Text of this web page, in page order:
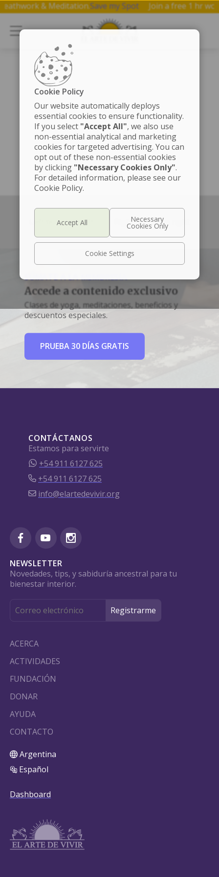
& Meditation.Save my Spot Join a free 1 hr
Left box align left Right box align right
SÚMATE A LA MEMBRESÍA
Accede a contenido exclusivo
Clases de yoga, meditaciones, beneficios y
descuentos especiales.
PRUEBA 30 DÍAS GRATIS
CONTÁCTANOS
Estamos para servirte
+54 911 6127 625
+54 911 6127 625
info@elartedevivir.org
NEWSLETTER
Novedades, tips, y sabiduría ancestral para tu
bienestar interior.
ACERCA
ACTIVIDADES
FUNDACIÓN
DONAR
AYUDA
CONTACTO
Argentina
Español
Dashboard
Cookie Policy
Our website automatically deploys
essential cookies to ensure functionality.
If you select "Accept All", we also use
non-essential analytical and marketing
cookies for targeted advertising. You can
opt out of these non-essential cookies
by clicking "Necessary Cookies Only".
For detailed information, please see our
Cookie Policy.
Cookie Settings